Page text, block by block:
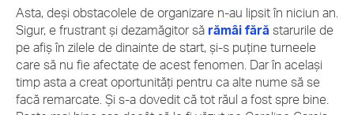
Asta, deși obstacolele de organizare n-au lipsit în niciun an.
Sigur, e frustrant și dezamăgitor să rămâi fără starurile de
pe afiș în zilele de dinainte de start, și-s puține turneele
care să nu fie afectate de acest fenomen. Dar în același
timp asta a creat oportunități pentru ca alte nume să se
facă remarcate. Și s-a dovedit că tot răul a fost spre bine.